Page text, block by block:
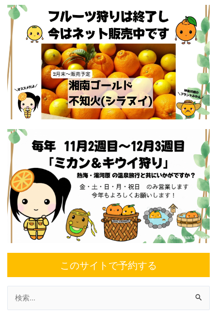
このサイトで予約する